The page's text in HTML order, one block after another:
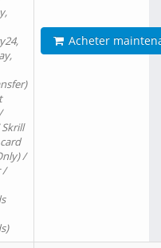
/
/
Acheter